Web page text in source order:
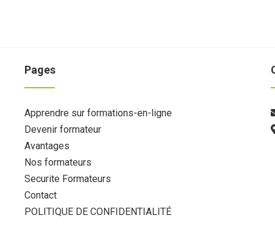
Pages
Apprendre sur formations-en-ligne
Devenir formateur
Avantages
Nos formateurs
Securite Formateurs
Contact
POLITIQUE DE CONFIDENTIALITÉ